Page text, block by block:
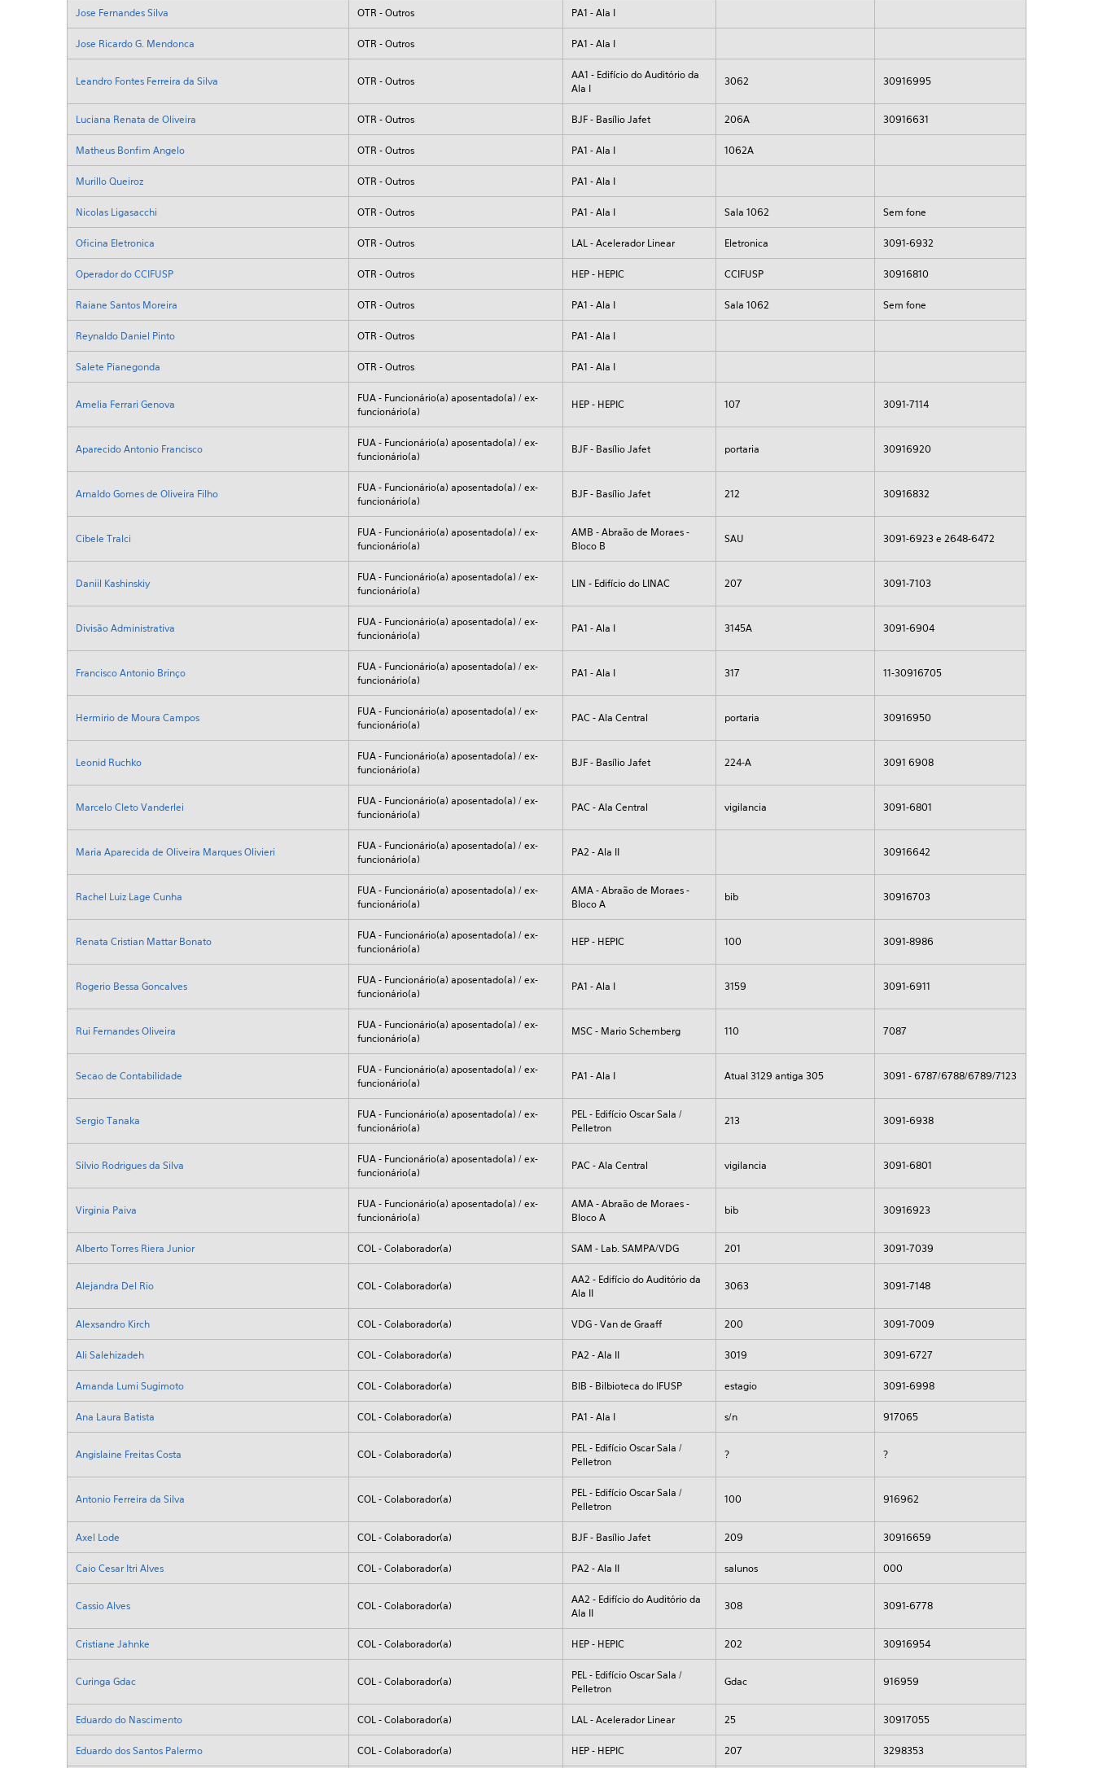
Jose Fernandes Silva OTR - Outros PA1 - Ala I
Jose Ricardo G. Mendonca OTR - Outros PA1 - Ala I
Leandro Fontes Ferreira da Silva OTR - Outros
AA1 - Edifício do Auditório da
Ala I
3062 30916995
Luciana Renata de Oliveira OTR - Outros BJF - Basílio Jafet 206A 30916631
Matheus Bonfim Angelo OTR - Outros PA1 - Ala I 1062A
Murillo Queiroz OTR - Outros PA1 - Ala I
Nicolas Ligasacchi OTR - Outros PA1 - Ala I Sala 1062 Sem fone
Oficina Eletronica OTR - Outros LAL - Acelerador Linear Eletronica 3091-6932
Operador do CCIFUSP OTR - Outros HEP - HEPIC CCIFUSP 30916810
Raiane Santos Moreira OTR - Outros PA1 - Ala I Sala 1062 Sem fone
Reynaldo Daniel Pinto OTR - Outros PA1 - Ala I
Salete Pianegonda OTR - Outros PA1 - Ala I
Amelia Ferrari Genova
FUA - Funcionário(a) aposentado(a) / ex-
funcionário(a)
HEP - HEPIC 107 3091-7114
Aparecido Antonio Francisco
FUA - Funcionário(a) aposentado(a) / ex-
funcionário(a)
BJF - Basílio Jafet portaria 30916920
Arnaldo Gomes de Oliveira Filho
FUA - Funcionário(a) aposentado(a) / ex-
funcionário(a)
BJF - Basílio Jafet 212 30916832
Cibele Tralci
FUA - Funcionário(a) aposentado(a) / ex-
funcionário(a)
AMB - Abraão de Moraes -
Bloco B
SAU 3091-6923 e 2648-6472
Daniil Kashinskiy
FUA - Funcionário(a) aposentado(a) / ex-
funcionário(a)
LIN - Edifício do LINAC 207 3091-7103
Divisão Administrativa
FUA - Funcionário(a) aposentado(a) / ex-
funcionário(a)
PA1 - Ala I 3145A 3091-6904
Francisco Antonio Brinço
FUA - Funcionário(a) aposentado(a) / ex-
funcionário(a)
PA1 - Ala I 317 11-30916705
Hermirio de Moura Campos
FUA - Funcionário(a) aposentado(a) / ex-
funcionário(a)
PAC - Ala Central portaria 30916950
Leonid Ruchko
FUA - Funcionário(a) aposentado(a) / ex-
funcionário(a)
BJF - Basílio Jafet 224-A 3091 6908
Marcelo Cleto Vanderlei
FUA - Funcionário(a) aposentado(a) / ex-
funcionário(a)
PAC - Ala Central vigilancia 3091-6801
Maria Aparecida de Oliveira Marques Olivieri
FUA - Funcionário(a) aposentado(a) / ex-
funcionário(a)
PA2 - Ala II 30916642
Rachel Luiz Lage Cunha
FUA - Funcionário(a) aposentado(a) / ex-
funcionário(a)
AMA - Abraão de Moraes -
Bloco A
bib 30916703
Renata Cristian Mattar Bonato
FUA - Funcionário(a) aposentado(a) / ex-
funcionário(a)
HEP - HEPIC 100 3091-8986
Rogerio Bessa Goncalves
FUA - Funcionário(a) aposentado(a) / ex-
funcionário(a)
PA1 - Ala I 3159 3091-6911
Rui Fernandes Oliveira
FUA - Funcionário(a) aposentado(a) / ex-
funcionário(a)
MSC - Mario Schemberg 110 7087
Secao de Contabilidade
FUA - Funcionário(a) aposentado(a) / ex-
funcionário(a)
PA1 - Ala I Atual 3129 antiga 305 3091 - 6787/6788/6789/7123
Sergio Tanaka
FUA - Funcionário(a) aposentado(a) / ex-
funcionário(a)
PEL - Edifício Oscar Sala /
Pelletron
213 3091-6938
Silvio Rodrigues da Silva
FUA - Funcionário(a) aposentado(a) / ex-
funcionário(a)
PAC - Ala Central vigilancia 3091-6801
Virginia Paiva
FUA - Funcionário(a) aposentado(a) / ex-
funcionário(a)
AMA - Abraão de Moraes -
Bloco A
bib 30916923
Alberto Torres Riera Junior COL - Colaborador(a) SAM - Lab. SAMPA/VDG 201 3091-7039
Alejandra Del Rio COL - Colaborador(a)
AA2 - Edifício do Auditório da
Ala II
3063 3091-7148
Alexsandro Kirch COL - Colaborador(a) VDG - Van de Graaff 200 3091-7009
Ali Salehizadeh COL - Colaborador(a) PA2 - Ala II 3019 3091-6727
Amanda Lumi Sugimoto COL - Colaborador(a) BIB - Bilbioteca do IFUSP estagio 3091-6998
Ana Laura Batista COL - Colaborador(a) PA1 - Ala I s/n 917065
Angislaine Freitas Costa COL - Colaborador(a)
PEL - Edifício Oscar Sala /
Pelletron
? ?
Antonio Ferreira da Silva COL - Colaborador(a)
PEL - Edifício Oscar Sala /
Pelletron
100 916962
Axel Lode COL - Colaborador(a) BJF - Basílio Jafet 209 30916659
Caio Cesar Itri Alves COL - Colaborador(a) PA2 - Ala II salunos 000
Cassio Alves COL - Colaborador(a)
AA2 - Edifício do Auditório da
Ala II
308 3091-6778
Cristiane Jahnke COL - Colaborador(a) HEP - HEPIC 202 30916954
Curinga Gdac COL - Colaborador(a)
PEL - Edifício Oscar Sala /
Pelletron
Gdac 916959
Eduardo do Nascimento COL - Colaborador(a) LAL - Acelerador Linear 25 30917055
Eduardo dos Santos Palermo COL - Colaborador(a) HEP - HEPIC 207 3298353